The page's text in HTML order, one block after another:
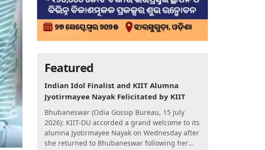
Featured
Indian Idol Finalist and KIIT Alumna
Jyotirmayee Nayak Felicitated by KIIT
Bhubaneswar (Odia Gossip Bureau, 15 July
2026): KIIT-DU accorded a grand welcome to its
alumna Jyotirmayee Nayak on Wednesday after
she returned to Bhubaneswar following her